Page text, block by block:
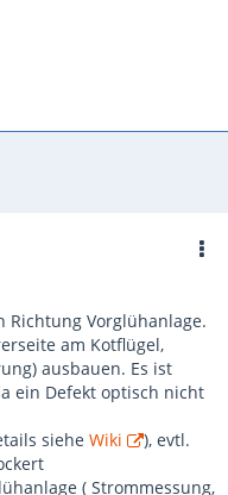
Vorglühanlage.
am Kotflügel,
ausbauen. Es ist
ein Defekt optisch nicht
siehe Wiki
), evtl.
( Strommessung,